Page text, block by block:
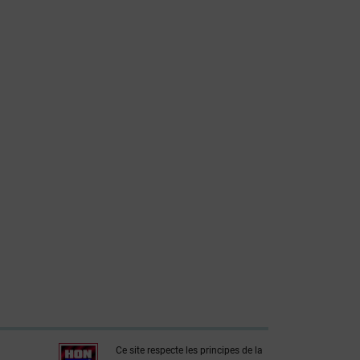
Ce site respecte les principes de la